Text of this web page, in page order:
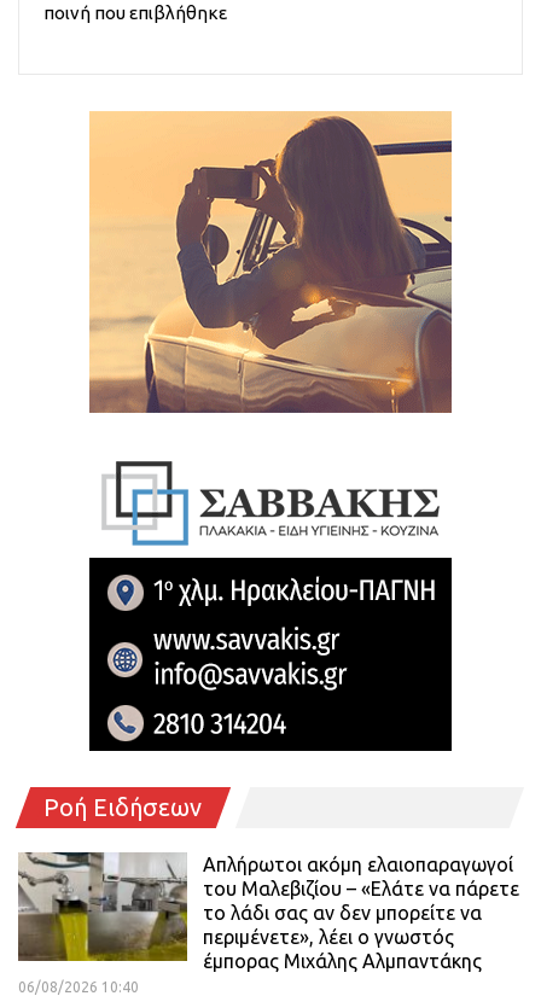
ποινή που επιβλήθηκε
Ροή Ειδήσεων
Απλήρωτοι ακόμη ελαιοπαραγωγοί
του Μαλεβιζίου – «Ελάτε να πάρετε
το λάδι σας αν δεν μπορείτε να
περιμένετε», λέει ο γνωστός
έμπορας Μιχάλης Αλμπαντάκης
06/08/2026 10:40